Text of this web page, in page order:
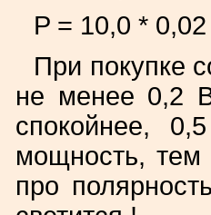
P = 10,0 *
При покупке
не менее 0,2
спокойнее,
мощность,
про